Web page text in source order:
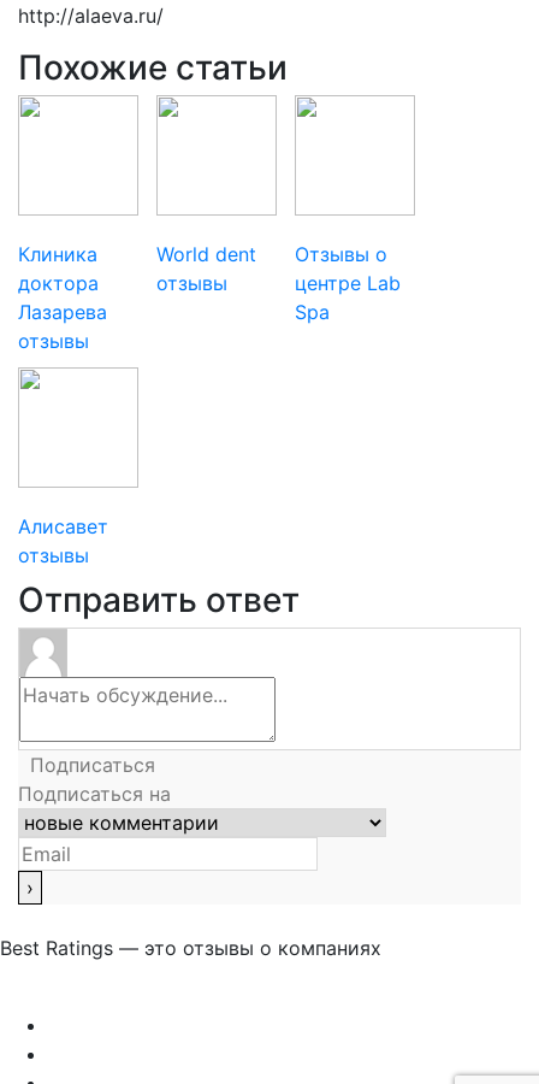
http://alaeva.ru/
Похожие статьи
Клиника
доктора
Лазарева
отзывы
World dent
отзывы
Отзывы о
центре Lab
Spa
Алисавет
отзывы
Отправить ответ
Подписаться
Подписаться на
Best Ratings — это отзывы о компаниях